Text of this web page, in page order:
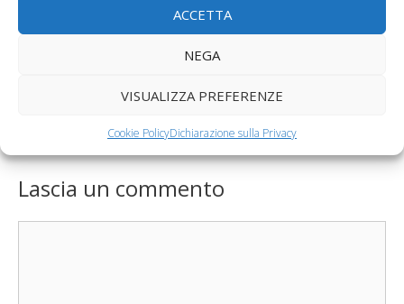
ACCETTA
NEGA
VISUALIZZA PREFERENZE
Cookie PolicyDichiarazione sulla Privacy
Humana
Alimentazione Neonato
Cuscino per allattamento fai da te, come realizzarlo
Lascia un commento